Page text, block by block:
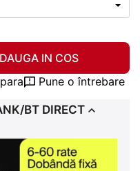
IN COS
Pune o întrebare
BT DIRECT